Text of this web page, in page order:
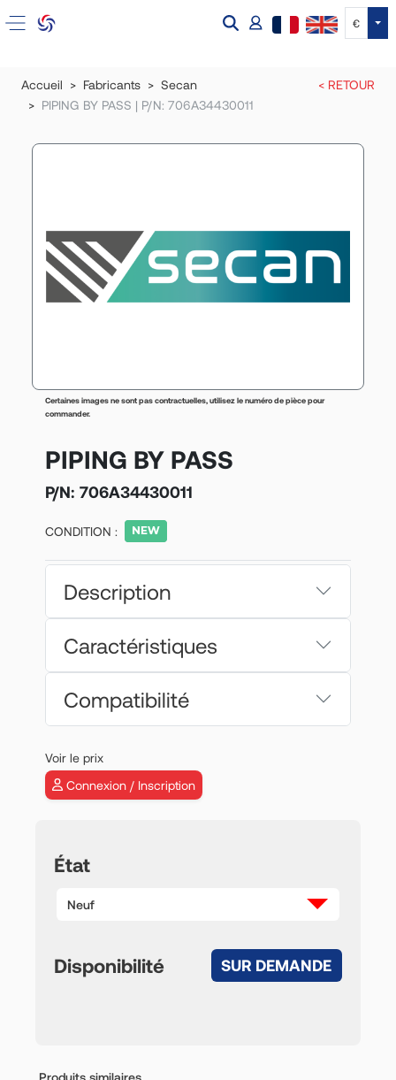
€
Accueil Fabricants
Secan
PIPING BY PASS | P/N: 706A34430011
< RETOUR
Certaines images ne sont pas contractuelles, utilisez le numéro de pièce pour
commander.
PIPING BY PASS
P/N: 706A34430011
CONDITION :
Description
Caractéristiques
Compatibilité
Voir le prix
Connexion / Inscription
État
Neuf
Disponibilité SUR DEMANDE
Produits similaires